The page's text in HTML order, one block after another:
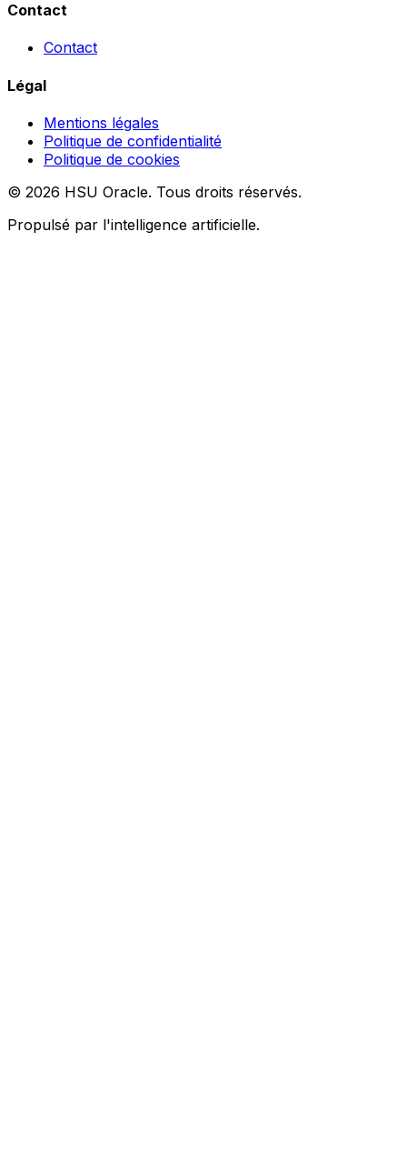
Contact
Contact
Légal
Mentions légales
Politique de confidentialité
Politique de cookies
© 2026 HSU Oracle. Tous droits réservés.
Propulsé par l'intelligence artificielle.